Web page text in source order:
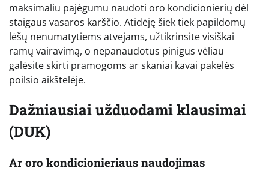
maksimaliu pajėgumu naudoti oro kondicionierių dėl
staigaus vasaros karščio. Atidėję šiek tiek papildomų
lėšų nenumatytiems atvejams, užtikrinsite visiškai
ramų vairavimą, o nepanaudotus pinigus vėliau
galėsite skirti pramogoms ar skaniai kavai pakelės
poilsio aikštelėje.
Dažniausiai užduodami klausimai
(DUK)
Ar oro kondicionieriaus naudojimas